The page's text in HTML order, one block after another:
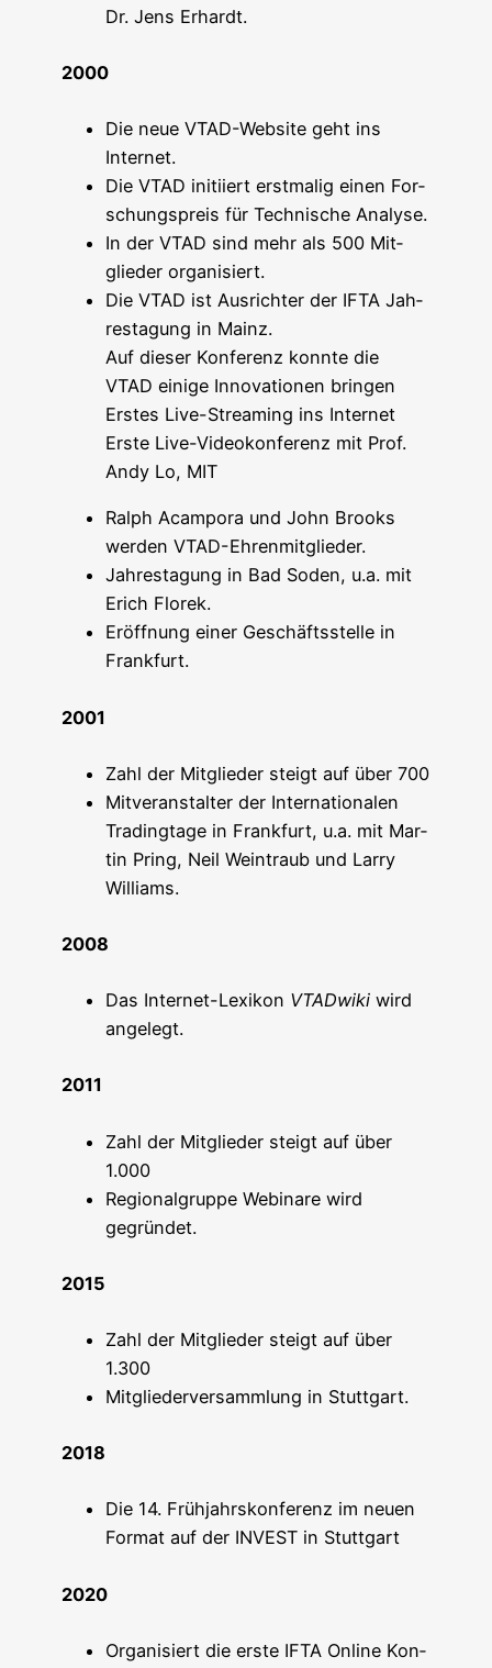
Dr. Jens Erhardt.
2000
Die neue VTAD-Web­site geht ins
Internet.
Die VTAD initi­iert erst­ma­lig einen For­
schungs­preis für Tech­ni­sche Analyse.
In der VTAD sind mehr als 500 Mit­
glie­der organisiert.
Die VTAD ist Aus­rich­ter der IFTA Jah­
res­ta­gung in Mainz.
Auf die­ser Kon­fe­renz konn­te die
VTAD eini­ge Inno­va­tio­nen brin­gen
Ers­tes Live-Strea­ming ins Inter­net
Ers­te Live-Video­kon­fe­renz mit Prof.
Andy Lo, MIT
Ralph Acam­po­ra und John Brooks
wer­den VTAD-Ehrenmitglieder.
Jah­res­ta­gung in Bad Soden, u.a. mit
Erich Florek.
Eröff­nung einer Geschäfts­stel­le in
Frankfurt.
2001
Zahl der Mit­glie­der steigt auf über 700
Mit­ver­an­stal­ter der Inter­na­tio­na­len
Tra­ding­ta­ge in Frank­furt, u.a. mit Mar­
tin Pring, Neil Weint­raub und Lar­ry
Williams.
2008
Das Inter­net-Lexi­kon VTAD­wi­ki wird
ange­legt.
2011
Zahl der Mit­glie­der steigt auf über
1.000
Regio­nal­grup­pe Web­i­na­re wird
gegründet.
2015
Zahl der Mit­glie­der steigt auf über
1.300
Mit­glie­der­ver­samm­lung in Stuttgart.
2018
Die 14. Früh­jahrs­kon­fe­renz im neu­en
For­mat auf der INVEST in Stuttgart
2020
Orga­ni­siert die ers­te IFTA Online Kon­